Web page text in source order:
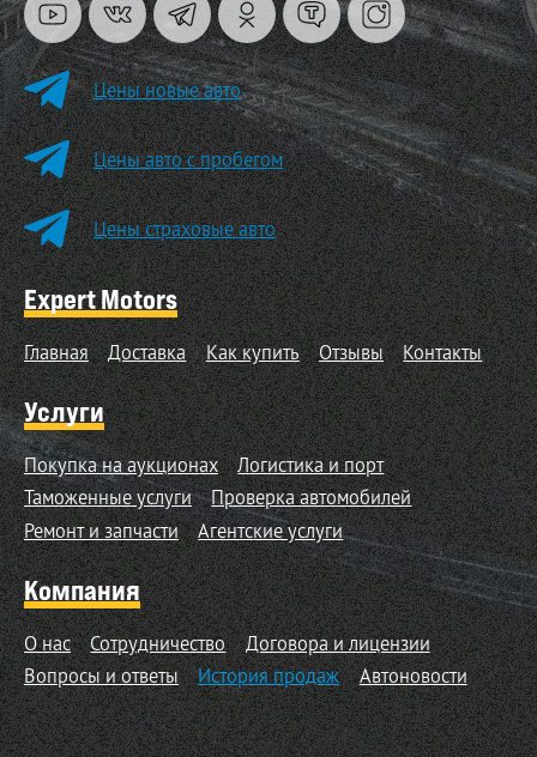
Цены новые авто
Цены авто с пробегом
Цены страховые авто
Expert Motors
Главная Доставка Как купить Отзывы Контакты
Услуги
Покупка на аукционах
Логистика и порт
Таможенные услуги
Проверка автомобилей
Ремонт и запчасти
Агентские услуги
Компания
О нас Сотрудничество
Договора и лицензии
Вопросы и ответы
История продаж Автоновости